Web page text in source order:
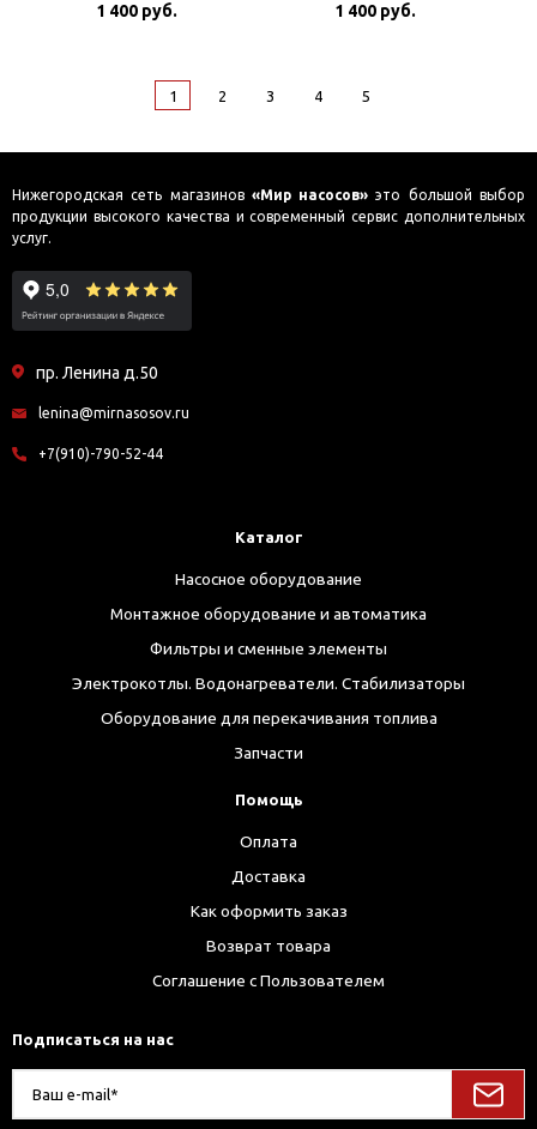
1 400 руб.
1 400 руб.
1 2 3 4 5
Нижегородская сеть магазинов «Мир насосов» это большой выбор
продукции высокого качества и современный сервис дополнительных
услуг.
пр. Ленина д.50
lenina@mirnasosov.ru
+7(910)-790-52-44
Каталог
Насосное оборудование
Монтажное оборудование и автоматика
Фильтры и сменные элементы
Электрокотлы. Водонагреватели. Стабилизаторы
Оборудование для перекачивания топлива
Запчасти
Помощь
Оплата
Доставка
Как оформить заказ
Возврат товара
Соглашение с Пользователем
Подписаться на нас